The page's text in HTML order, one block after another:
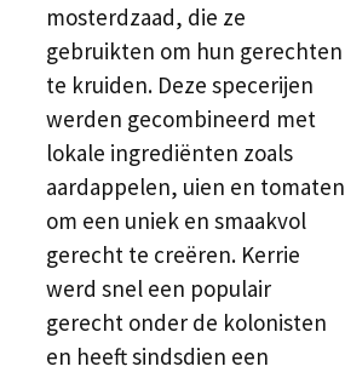
mosterdzaad, die ze
gebruikten om hun gerechten
te kruiden. Deze specerijen
werden gecombineerd met
lokale ingrediënten zoals
aardappelen, uien en tomaten
om een uniek en smaakvol
gerecht te creëren. Kerrie
werd snel een populair
gerecht onder de kolonisten
en heeft sindsdien een